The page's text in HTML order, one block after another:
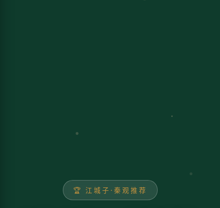
🏆 江城子·秦观推荐